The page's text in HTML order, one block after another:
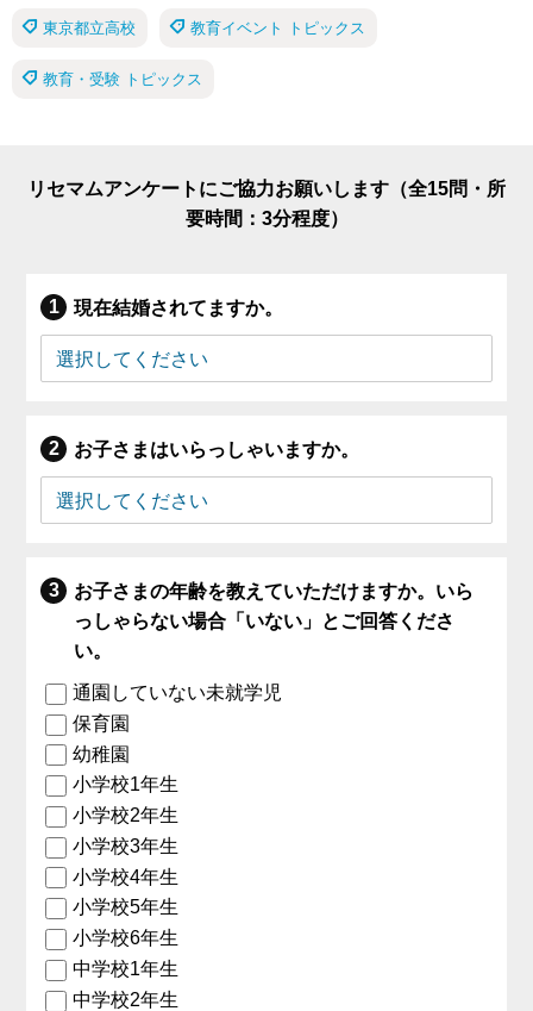
東京都立高校 教育イベント トピックス
教育・受験 トピックス
リセマムアンケートにご協力お願いします（全15問・所
要時間：3分程度）
現在結婚されてますか。
お子さまはいらっしゃいますか。
お子さまの年齢を教えていただけますか。いら
っしゃらない場合「いない」とご回答くださ
い。
通園していない未就学児
保育園
幼稚園
小学校1年生
小学校2年生
小学校3年生
小学校4年生
小学校5年生
小学校6年生
中学校1年生
中学校2年生